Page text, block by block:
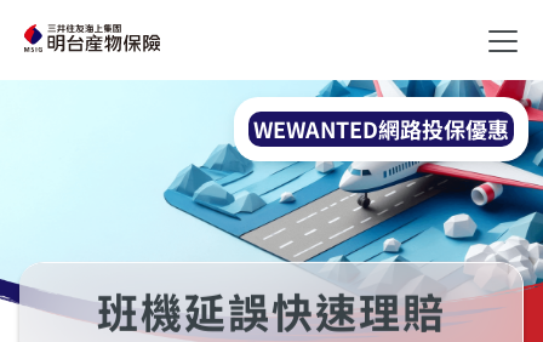
班機延誤快速理賠
WEWANTED網路投保優惠